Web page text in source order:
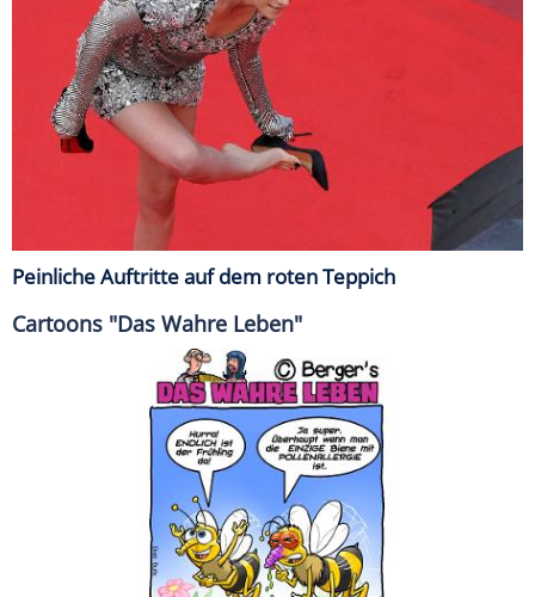
Peinliche Auftritte auf dem roten Teppich
Cartoons "Das Wahre Leben"